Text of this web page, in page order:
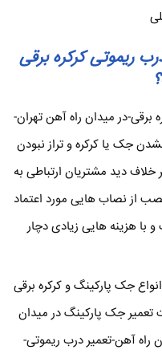
ریموتی کرکره برقی
در میدان راه آهن تهران-
جک یا کرکره و تراز نبودن
دید مشتریان ارتباطی به
نصب از نصاب هایی مورد اعتماد
و با هزینه هایی زیادی دچار
جک پارکینگ و کرکره برقی
تعمیر جک پارکینگ در میدان
راه آهن-تعمیر درب ریموتی-